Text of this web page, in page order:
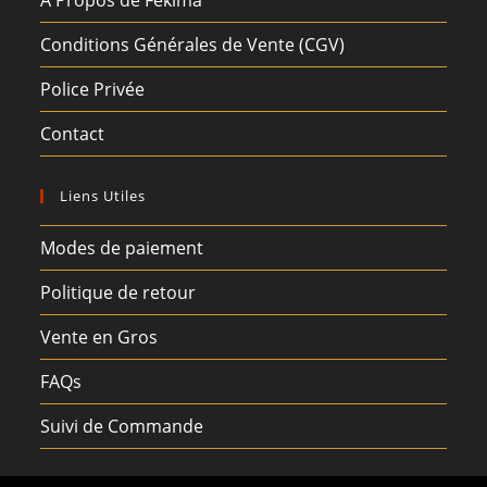
Conditions Générales de Vente (CGV)
Police Privée
Contact
Liens Utiles
Modes de paiement
Politique de retour
Vente en Gros
FAQs
Suivi de Commande